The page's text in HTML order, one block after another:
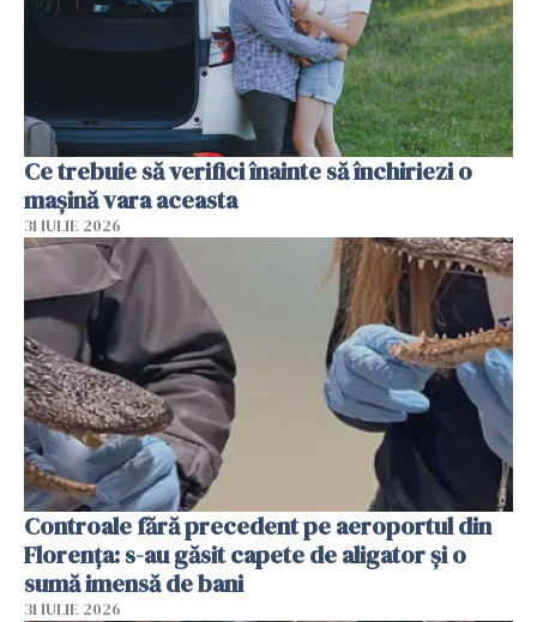
Ce trebuie să verifici înainte să închiriezi o
mașină vara aceasta
31 IULIE 2026
Controale fără precedent pe aeroportul din
Florența: s-au găsit capete de aligator și o
sumă imensă de bani
31 IULIE 2026